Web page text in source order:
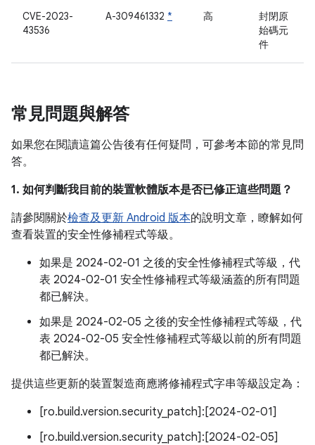
CVE-2023-
43536
A-309461332 * 高
封閉原
始碼元
件
常見問題與解答
如果您在閱讀這篇公告後有任何疑問，可參考本節的常見問
答。
1. 如何判斷我目前的裝置軟體版本是否已修正這些問題？
請參閱關於檢查及更新 Android 版本的說明文章，瞭解如何
查看裝置的安全性修補程式等級。
如果是 2024-02-01 之後的安全性修補程式等級，代
表 2024-02-01 安全性修補程式等級涵蓋的所有問題
都已解決。
如果是 2024-02-05 之後的安全性修補程式等級，代
表 2024-02-05 安全性修補程式等級以前的所有問題
都已解決。
提供這些更新的裝置製造商應將修補程式字串等級設定為：
[ro.build.version.security_patch]:[2024-02-01]
[ro.build.version.security_patch]:[2024-02-05]